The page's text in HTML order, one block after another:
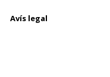
Avís legal